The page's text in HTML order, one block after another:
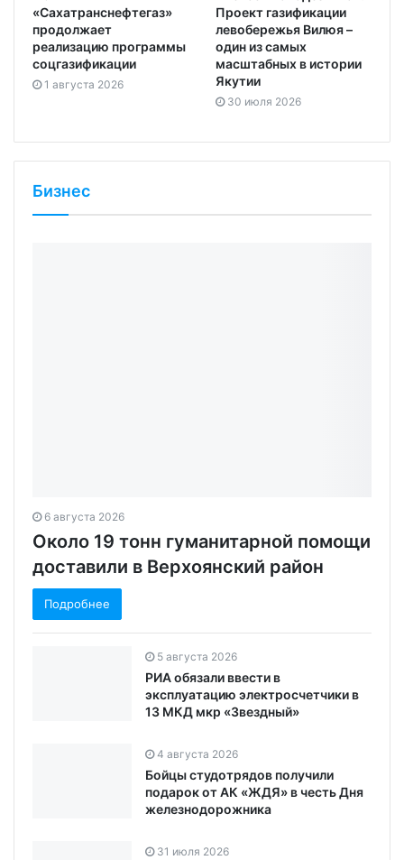
«Сахатранснефтегаз»
продолжает
реализацию программы
соцгазификации
1 августа 2026
Проект газификации
левобережья Вилюя –
один из самых
масштабных в истории
Якутии
30 июля 2026
Бизнес
6 августа 2026
Около 19 тонн гуманитарной помощи
доставили в Верхоянский район
Подробнее
5 августа 2026
РИА обязали ввести в
эксплуатацию электросчетчики в
13 МКД мкр «Звездный»
4 августа 2026
Бойцы студотрядов получили
подарок от АК «ЖДЯ» в честь Дня
железнодорожника
31 июля 2026